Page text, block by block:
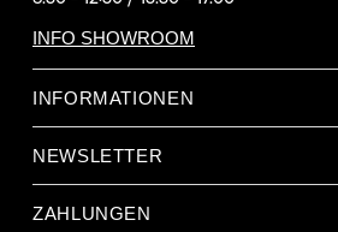
INFO SHOWROOM
INFORMATIONEN
NEWSLETTER
ZAHLUNGEN